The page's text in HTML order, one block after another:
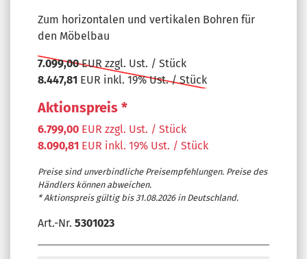
Zum horizontalen und vertikalen Bohren für
den Möbelbau
7.099,00EUR zzgl. Ust. / Stück
8.447,81 EUR inkl. 19% Ust. / Stück
Aktionspreis *
6.799,00 EUR zzgl. Ust. / Stück
8.090,81 EUR inkl. 19% Ust. / Stück
Preise sind unverbindliche Preisempfehlungen. Preise des
Händlers können abweichen.
* Aktionspreis gültig bis 31.08.2026 in Deutschland.
Art.-Nr. 5301023